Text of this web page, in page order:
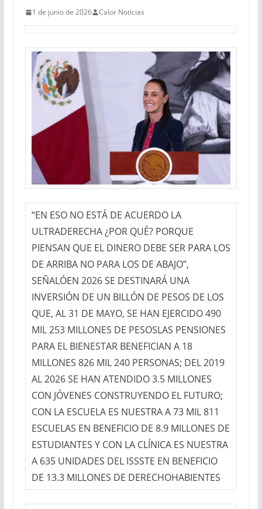
1 de junio de 2026 Calor Noticias
“EN ESO NO ESTÁ DE ACUERDO LA
ULTRADERECHA ¿POR QUÉ? PORQUE
PIENSAN QUE EL DINERO DEBE SER PARA LOS
DE ARRIBA NO PARA LOS DE ABAJO”,
SEÑALÓEN 2026 SE DESTINARÁ UNA
INVERSIÓN DE UN BILLÓN DE PESOS DE LOS
QUE, AL 31 DE MAYO, SE HAN EJERCIDO 490
MIL 253 MILLONES DE PESOSLAS PENSIONES
PARA EL BIENESTAR BENEFICIAN A 18
MILLONES 826 MIL 240 PERSONAS; DEL 2019
AL 2026 SE HAN ATENDIDO 3.5 MILLONES
CON JÓVENES CONSTRUYENDO EL FUTURO;
CON LA ESCUELA ES NUESTRA A 73 MIL 811
ESCUELAS EN BENEFICIO DE 8.9 MILLONES DE
ESTUDIANTES Y CON LA CLÍNICA ES NUESTRA
A 635 UNIDADES DEL ISSSTE EN BENEFICIO
DE 13.3 MILLONES DE DERECHOHABIENTES